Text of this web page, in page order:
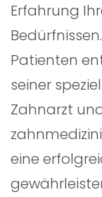
Erfahrung
Patienten
seiner
Zahnarzt
eine